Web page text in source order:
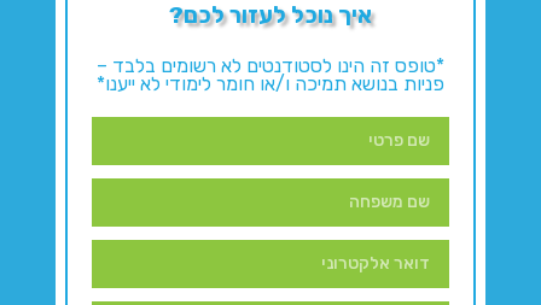
איך נוכל לעזור לכם?
*טופס זה הינו לסטודנטים לא רשומים בלבד –
פניות בנושא תמיכה ו/או חומר לימודי לא ייענו*